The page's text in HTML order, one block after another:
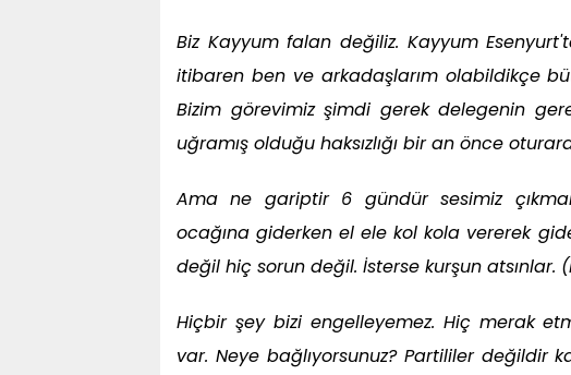
Biz Kayyum falan değiliz. Kayyum
itibaren ben ve arkadaşlarım olabildikçe
Bizim görevimiz şimdi gerek delegenin
uğramış olduğu haksızlığı bir an önce
Ama ne gariptir 6 gündür sesimiz
ocağına giderken el ele kol kola vererek
değil hiç sorun değil. İsterse kurşun atsınlar.
Hiçbir şey bizi engelleyemez. Hiç merak
var. Neye bağlıyorsunuz? Partililer değildir